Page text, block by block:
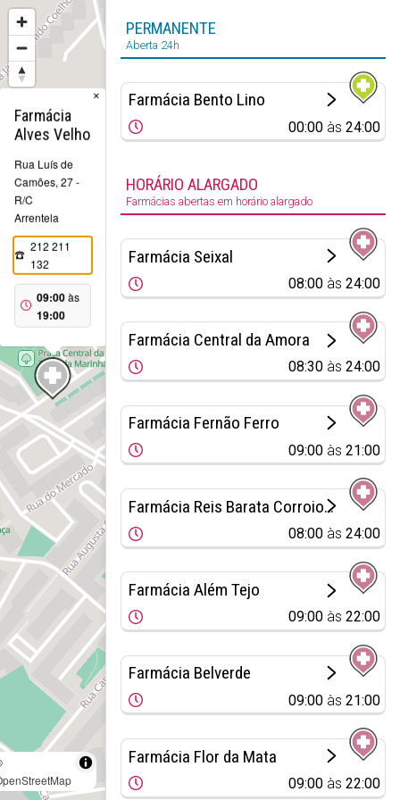
Farmácia
Alves Velho
Rua Luís de
Camões, 27 -
R/C
Arrentela
212 211
132
09:00às
19:00
×
PERMANENTE
Aberta 24h
Farmácia Bento Lino
00:00 às24:00
HORÁRIO ALARGADO
Farmácias abertas em horário alargado
Farmácia Seixal
08:00 às24:00
Farmácia Central da Amora
08:30 às24:00
Farmácia Fernão Ferro
09:00 às21:00
Farmácia Reis Barata Corroios - Parque Luso
08:00 às24:00
Farmácia Além Tejo
09:00 às22:00
Farmácia Belverde
09:00 às21:00
Farmácia Flor da Mata
09:00 às22:00